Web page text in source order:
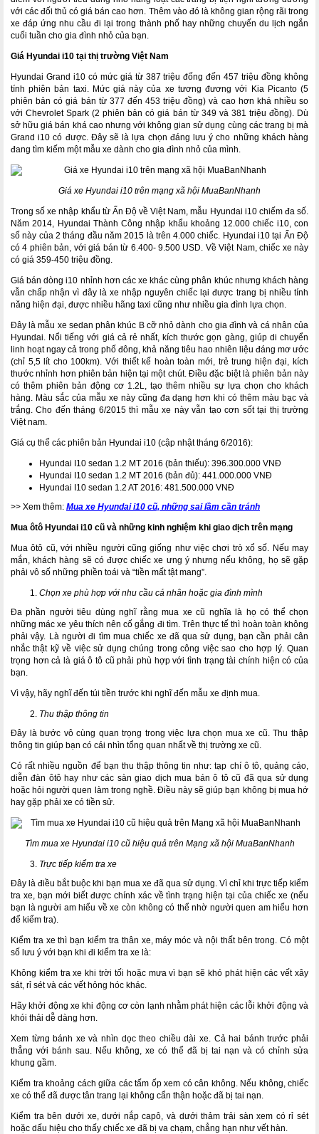
với các đối thủ có giá bán cao hơn. Thêm vào đó là không gian rộng rãi trong
xe đáp ứng nhu cầu đi lại trong thành phố hay những chuyến du lịch ngắn
cuối tuần cho gia đình nhỏ của bạn.
Giá Hyundai i10 tại thị trường Việt Nam
Hyundai Grand i10 có mức giá từ 387 triệu đống đến 457 triệu đồng không
tính phiên bản taxi. Mức giá này của xe tương đương với Kia Picanto (5
phiên bản có giá bán từ 377 đến 453 triệu đồng) và cao hơn khá nhiều so
với Chevrolet Spark (2 phiên bản có giá bán từ 349 và 381 triệu đồng). Dù
sở hữu giá bán khá cao nhưng với không gian sử dụng cùng các trang bị mà
Grand i10 có được. Đây sẽ là lựa chọn đáng lưu ý cho những khách hàng
đang tìm kiếm một mẫu xe dành cho gia đình nhỏ của mình.
Giá xe Hyundai i10 trên mạng xã hội MuaBanNhanh
Trong số xe nhập khẩu từ Ấn Độ về Việt Nam, mẫu Hyundai i10 chiếm đa số.
Năm 2014, Hyundai Thành Công nhập khẩu khoảng 12.000 chiếc i10, con
số này của 2 tháng đầu năm 2015 là trên 4.000 chiếc. Hyundai i10 tại Ấn Độ
có 4 phiên bản, với giá bán từ 6.400- 9.500 USD. Về Việt Nam, chiếc xe này
có giá 359-450 triệu đồng.
Giá bán dòng i10 nhỉnh hơn các xe khác cùng phân khúc nhưng khách hàng
vẫn chấp nhận vì đây là xe nhập nguyên chiếc lại được trang bị nhiều tính
năng hiện đại, được nhiều hãng taxi cũng như nhiều gia đình lựa chọn.
Đây là mẫu xe sedan phân khúc B cỡ nhỏ dành cho gia đình và cá nhân của
Hyundai. Nổi tiếng với giá cả rẻ nhất, kích thước gọn gàng, giúp di chuyển
linh hoạt ngay cả trong phố đông, khả năng tiêu hao nhiên liệu đáng mơ ước
(chỉ 5,5 lít cho 100km). Với thiết kế hoàn toàn mới, trẻ trung hiện đại, kích
thước nhỉnh hơn phiên bản hiện tại một chút. Điều đặc biệt là phiên bản này
có thêm phiên bản động cơ 1.2L, tạo thêm nhiều sự lựa chọn cho khách
hàng. Màu sắc của mẫu xe này cũng đa dạng hơn khi có thêm màu bạc và
trắng. Cho đến tháng 6/2015 thì mẫu xe này vẫn tạo cơn sốt tại thị trường
Việt nam.
Giá cụ thể các phiên bản Hyundai i10 (cập nhật tháng 6/2016):
Hyundai I10 sedan 1.2 MT 2016 (bản thiếu): 396.300.000 VNĐ
Hyundai I10 sedan 1.2 MT 2016 (bản đủ): 441.000.000 VNĐ
Hyundai I10 sedan 1.2 AT 2016: 481.500.000 VNĐ
>> Xem thêm: Mua xe Hyundai i10 cũ, những sai lầm cần tránh
Mua ôtô Hyundai i10 cũ và những kinh nghiệm khi giao dịch trên mạng
Mua ôtô cũ, với nhiều người cũng giống như việc chơi trò xổ số. Nếu may
mắn, khách hàng sẽ có được chiếc xe ưng ý nhưng nếu không, họ sẽ gặp
phải vô số những phiền toái và “tiền mất tật mang”.
Chọn xe phù hợp với nhu cầu cá nhân hoặc gia đình mình
Đa phần người tiêu dùng nghĩ rằng mua xe cũ nghĩa là họ có thể chọn
những mác xe yêu thích nên cố gắng đi tìm. Trên thực tế thì hoàn toàn không
phải vậy. Là người đi tìm mua chiếc xe đã qua sử dụng, bạn cần phải cân
nhắc thật kỹ về việc sử dụng chúng trong công việc sao cho hợp lý. Quan
trọng hơn cả là giá ô tô cũ phải phù hợp với tình trạng tài chính hiện có của
bạn.
Vì vậy, hãy nghĩ đến túi tiền trước khi nghĩ đến mẫu xe định mua.
Thu thập thông tin
Đây là bước vô cùng quan trọng trong việc lựa chọn mua xe cũ. Thu thập
thông tin giúp bạn có cái nhìn tổng quan nhất về thị trường xe cũ.
Có rất nhiều nguồn để bạn thu thập thông tin như: tạp chí ô tô, quảng cáo,
diễn đàn ôtô hay như các sàn giao dịch mua bán ô tô cũ đã qua sử dụng
hoặc hỏi người quen làm trong nghề. Điều này sẽ giúp bạn không bị mua hớ
hay gặp phải xe có tiền sử.
Tìm mua xe Hyundai i10 cũ hiệu quả trên Mạng xã hội MuaBanNhanh
Trực tiếp kiểm tra xe
Đây là điều bắt buộc khi bạn mua xe đã qua sử dụng. Vì chỉ khi trực tiếp kiểm
tra xe, bạn mới biết được chính xác về tình trạng hiện tại của chiếc xe (nếu
bạn là người am hiểu về xe còn không có thể nhờ người quen am hiểu hơn
để kiểm tra).
Kiểm tra xe thì bạn kiểm tra thân xe, máy móc và nội thất bên trong. Có một
số lưu ý với bạn khi đi kiểm tra xe là:
Không kiểm tra xe khi trời tối hoặc mưa vì bạn sẽ khó phát hiện các vết xây
sát, rỉ sét và các vết hỏng hóc khác.
Hãy khởi động xe khi động cơ còn lạnh nhằm phát hiện các lỗi khởi động và
khói thải dễ dàng hơn.
Xem từng bánh xe và nhìn dọc theo chiều dài xe. Cả hai bánh trước phải
thẳng với bánh sau. Nếu không, xe có thể đã bị tai nạn và có chỉnh sửa
khung gầm.
Kiểm tra khoảng cách giữa các tấm ốp xem có cân không. Nếu không, chiếc
xe có thể đã được tân trang lại không cẩn thận hoặc đã bị tai nạn.
Kiểm tra bên dưới xe, dưới nắp capô, và dưới thảm trải sàn xem có rỉ sét
hoặc dấu hiệu cho thấy chiếc xe đã bị va chạm, chẳng hạn như vết hàn.